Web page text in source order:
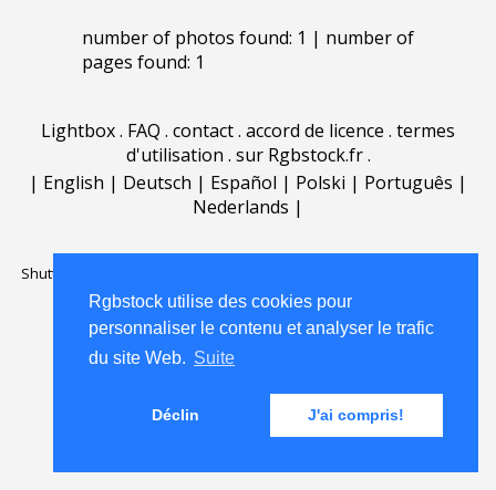
Rgbstock utilise des cookies pour
personnaliser le contenu et analyser le trafic
du site Web. Suite
Déclin J'ai compris!
number of photos found: 1 | number of
pages found: 1
Lightbox. FAQ . contact. accord de licence . termes
d'utilisation . sur Rgbstock.fr.
| English | Deutsch | Español | Polski | Português |
Nederlands |
Shutterstock official partner of Rgbstock
Rgbstock